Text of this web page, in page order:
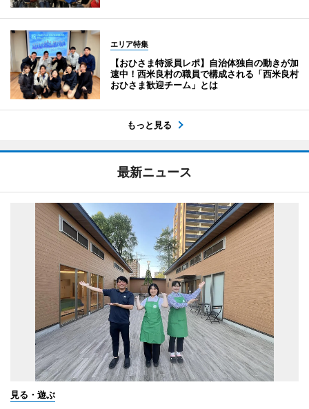
エリア特集
【おひさま特派員レポ】自治体独自の動きが加
速中！西米良村の職員で構成される「西米良村
おひさま歓迎チーム」とは
もっと見る
最新ニュース
見る・遊ぶ